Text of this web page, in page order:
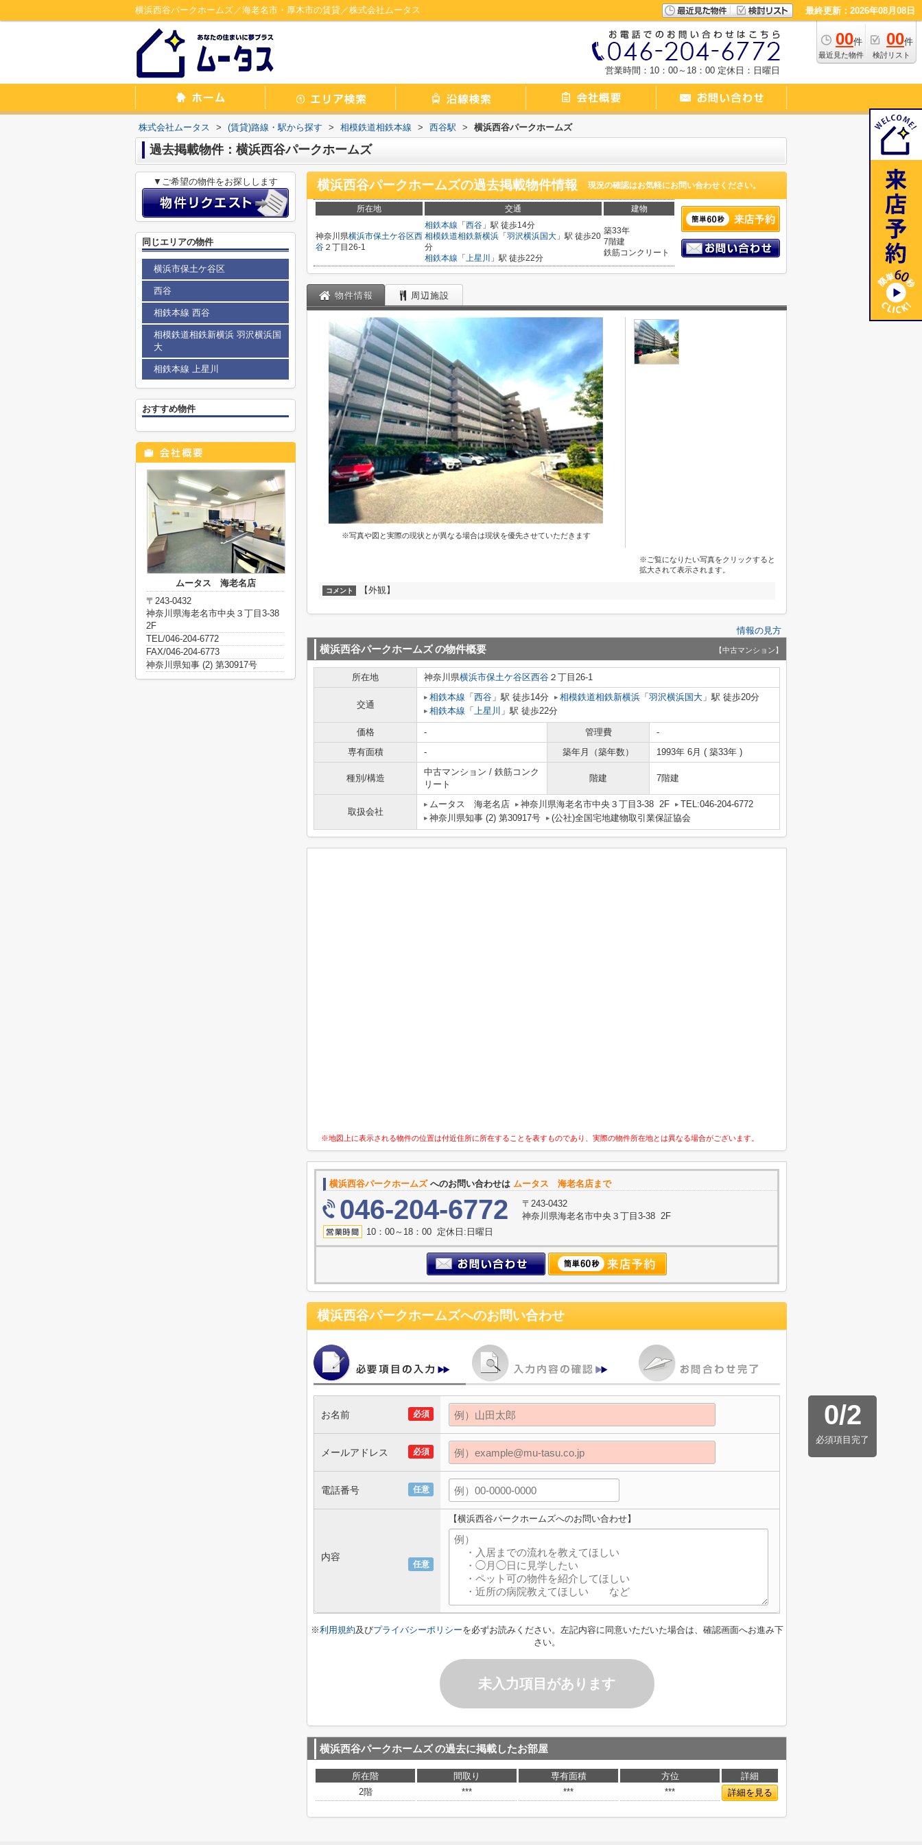
横浜西谷パークホームズ／海老名市・厚木市の賃貸／株式会社ムータス 最終更新：2026年08月08日
00件
最近見た物件
00件
検討リスト
営業時間：10：00～18：00 定休日：日曜日
株式会社ムータス > (賃貸)路線・駅から探す > 相模鉄道相鉄本線 > 西谷駅 > 横浜西谷パークホームズ
過去掲載物件：横浜西谷パークホームズ
横浜西谷パークホームズの過去掲載物件情報 現況の確認はお気軽にお問い合わせください。
所在地 交通 建物
神奈川県横浜市保土ケ谷区西
谷 ２丁目26-1
相鉄本線 「 西谷 」駅 徒歩14分
相模鉄道相鉄新横浜 「 羽沢横浜国大 」駅 徒歩20
分
相鉄本線 「 上星川 」駅 徒歩22分
築33年
7階建
鉄筋コンクリート
物件情報 周辺施設
※写真や図と実際の現状とが異なる場合は現状を優先させていただきます
※ご覧になりたい写真をクリックすると
拡大されて表示されます。
コメント 【外観】
情報の見方
横浜西谷パークホームズの物件概要 【中古マンション】
所在地 神奈川県横浜市保土ケ谷区西谷 ２丁目26-1
交通
相鉄本線 「 西谷 」駅 徒歩14分 相模鉄道相鉄新横浜 「 羽沢横浜国大 」駅 徒歩20分
相鉄本線 「 上星川 」駅 徒歩22分
価格 - 管理費
-
専有面積
- 築年月（築年数） 1993年 6月 ( 築33年 )
種別/構造
中古マンション / 鉄筋コンク
リート
階建 7階建
取扱会社
ムータス 海老名店 神奈川県海老名市中央３丁目3-38 2F
TEL:046-204-6772
神奈川県知事 (2) 第30917号
(公社)全国宅地建物取引業保証協会
※地図上に表示される物件の位置は付近住所に所在することを表すものであり、実際の物件所在地とは異なる場合がございます。
横浜西谷パークホームズへのお問い合わせは ムータス 海老名店まで
046-204-6772
〒243-0432
神奈川県海老名市中央３丁目3-38 2F
10：00～18：00 定休日:日曜日
横浜西谷パークホームズへのお問い合わせ
0/2
必須項目完了
必須
お名前
必須
メールアドレス
任意
電話番号
任意
内容
【横浜西谷パークホームズへのお問い合わせ】
※利用規約及びプライバシーポリシーを必ずお読みください。左記内容に同意いただいた場合は、確認画面へお進み下
さい。
未入力項目があります
横浜西谷パークホームズの過去に掲載したお部屋
所在階 間取り 専有面積 方位
詳細
2階
*** *** *** 詳細を見る
▼ご希望の物件をお探しします
同じエリアの物件
横浜市保土ケ谷区
西谷
相鉄本線 西谷
相模鉄道相鉄新横浜 羽沢横浜国
大
相鉄本線 上星川
おすすめ物件
ムータス 海老名店
〒243-0432
神奈川県海老名市中央３丁目3-38
2F
TEL/046-204-6772
FAX/046-204-6773
神奈川県知事 (2) 第30917号